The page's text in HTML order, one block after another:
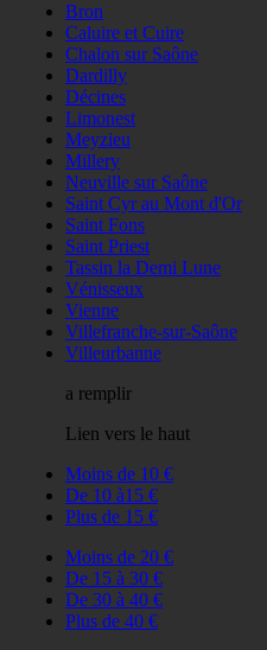
Bron
Caluire et Cuire
Chalon sur Saône
Dardilly
Décines
Limonest
Meyzieu
Millery
Neuville sur Saône
Saint Cyr au Mont d'Or
Saint Fons
Saint Priest
Tassin la Demi Lune
Vénisseux
Vienne
Villefranche-sur-Saône
Villeurbanne
a remplir
Lien vers le haut
Moins de 10 €
De 10 à15 €
Plus de 15 €
Moins de 20 €
De 15 à 30 €
De 30 à 40 €
Plus de 40 €